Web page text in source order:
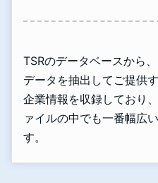
TSRのデータベースから
データを抽出してご提供
企業情報を収録しており
ァイルの中でも一番幅広
す。